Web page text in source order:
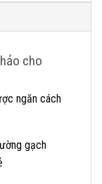
cho
ngăn cách
gạch